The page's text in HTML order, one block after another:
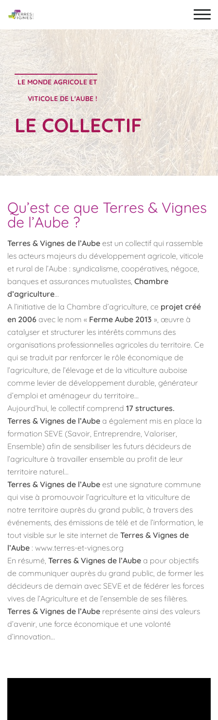
LE MONDE AGRICOLE ET
VITICOLE DE L'AUBE !
LE COLLECTIF
Qu’est ce que Terres & Vignes
de l’Aube ?
Terres & Vignes de l’Aube est un collectif qui rassemble
les acteurs majeurs du développement agricole, viticole
et rural de l’Aube : syndicalisme, coopératives, négoce,
banques et assurances mutualistes, Chambre
d’agriculture…
A l’initiative de la Chambre d’agriculture, ce projet créé
en 2006 avec le nom « Ferme Aube 2013 », œuvre à
catalyser et structurer les intérêts communs des
organisations professionnelles agricoles du territoire. Ce
qui se traduit par renforcer le rôle économique de
l’agriculture, de l’élevage et de la viticulture auboise
comme levier de développement durable, générateur
d’emploi et aménageur du territoire…
Aujourd’hui, le collectif comprend 17 structures.
Terres & Vignes de l’Aube a également mis en place la
formation SEVE (Savoir, Entreprendre, Valoriser,
Ensemble) afin de sensibiliser les futurs décideurs de
l’agriculture à travailler ensemble au profit de leur
territoire naturel…
Terres & Vignes de l’Aube est une signature commune
qui vise à promouvoir l’agriculture et la viticulture de
notre territoire auprès du grand public, à travers des
événements, des émissions de télé et de l’information, le
tout visible sur le site internet de Terres & Vignes de
l’Aube : www.terres-et-vignes.org
En résumé, Terres & Vignes de l’Aube a pour objectifs
de communiquer auprès du grand public, de former les
décideurs de demain avec SEVE et de fédérer les forces
vives de l’Agriculture et de l’ensemble de ses filières.
Terres & Vignes de l’Aube représente ainsi des valeurs
d’avenir, une force économique et une volonté
d’innovation…